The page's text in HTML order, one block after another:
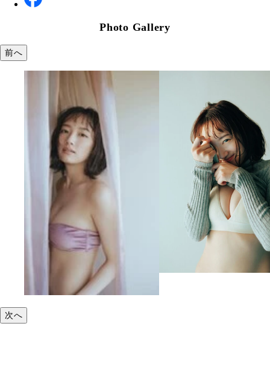
Photo Gallery
前へ
次へ